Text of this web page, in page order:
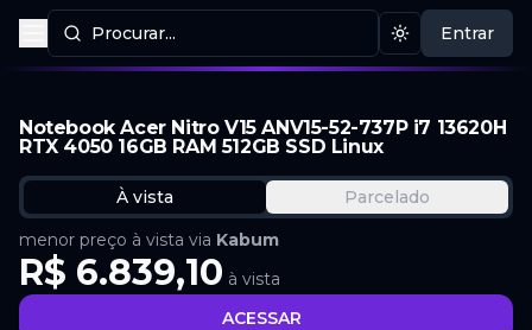
Procurar...
Procurar produtos Mudar tema
Entrar
Notebook Acer Nitro V15 ANV15-52-737P i7 13620H
RTX 4050 16GB RAM 512GB SSD Linux
À vista
Parcelado
menor preço à vista via Kabum
R$ 6.839,10 à vista
ACESSAR